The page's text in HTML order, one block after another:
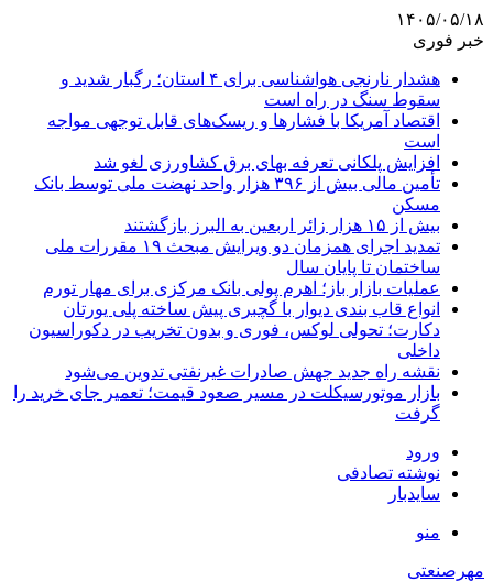
۱۴۰۵/۰۵/۱۸
خبر فوری
هشدار نارنجی هواشناسی برای ۴ استان؛ رگبار شدید و
سقوط سنگ در راه است
اقتصاد آمریکا با فشارها و ریسک‌های قابل توجهی مواجه
است
افزایش پلکانی تعرفه بهای برق کشاورزی لغو شد
تأمین مالی بیش از ۳۹۶ هزار واحد نهضت ملی توسط بانک
مسکن
بیش از ۱۵ هزار زائر اربعین به البرز بازگشتند
تمدید اجرای همزمان دو ویرایش مبحث ۱۹ مقررات ملی
ساختمان تا پایان سال
عملیات بازار باز؛ اهرم پولی بانک مرکزی برای مهار تورم
انواع قاب بندی دیوار با گچبری پیش ساخته پلی یورتان
دکارت؛ تحولی لوکس، فوری و بدون تخریب در دکوراسیون
داخلی
نقشه راه جدید جهش صادرات غیرنفتی تدوین می‌شود
بازار موتورسیکلت در مسیر صعود قیمت؛ تعمیر جای خرید را
گرفت
ورود
نوشته تصادفی
سایدبار
منو
مهرصنعتی